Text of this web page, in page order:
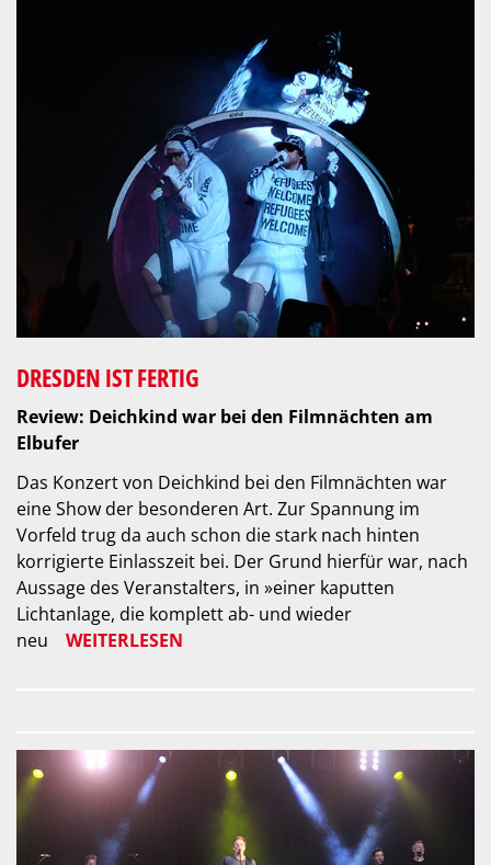
DRESDEN IST FERTIG
Review: Deichkind war bei den Filmnächten am
Elbufer
Das Konzert von Deichkind bei den Filmnächten war
eine Show der besonderen Art. Zur Spannung im
Vorfeld trug da auch schon die stark nach hinten
korrigierte Einlasszeit bei. Der Grund hierfür war, nach
Aussage des Veranstalters, in »einer kaputten
Lichtanlage, die komplett ab- und wieder
neu
WEITERLESEN